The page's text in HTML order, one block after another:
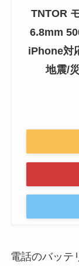
TNTOR
6.8mm
iPhone対
地震/
電話のバッテ